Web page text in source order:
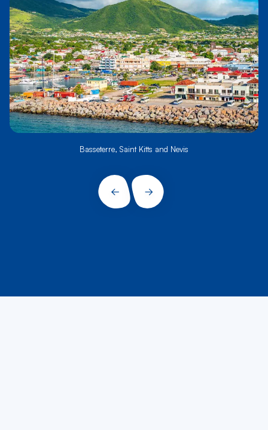
Basseterre, Saint Kitts and Nevis
PRÉCÉDENT
SUIVANT